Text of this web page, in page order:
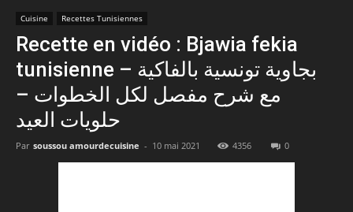
Cuisine Recettes Tunisiennes
Recette en vidéo : Bjawia fekia
tunisienne – بجاوية تونسية بالفاكية
مع شرح مفصل لكل الخطوات –
حلويات العيد
Par soussou amourdecuisine - 10 mai 2021 4356 0